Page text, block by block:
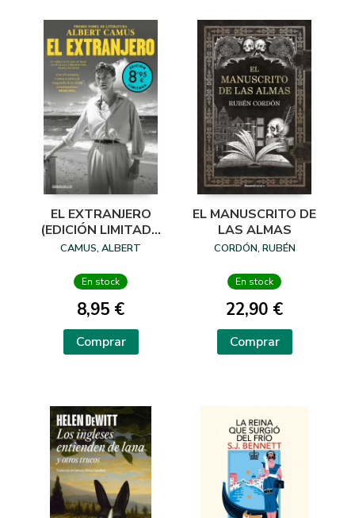
EL EXTRANJERO
(EDICIÓN LIMITADA
· VERANO)
CAMUS, ALBERT
En stock
8,95 €
Comprar
EL MANUSCRITO DE
LAS ALMAS
CORDÓN, RUBÉN
En stock
22,90 €
Comprar